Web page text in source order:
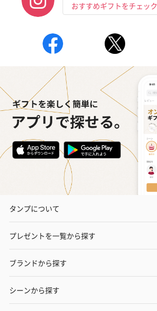
おすすめギフトをチェック
タンプについて
プレゼントを一覧から探す
ブランドから探す
シーンから探す